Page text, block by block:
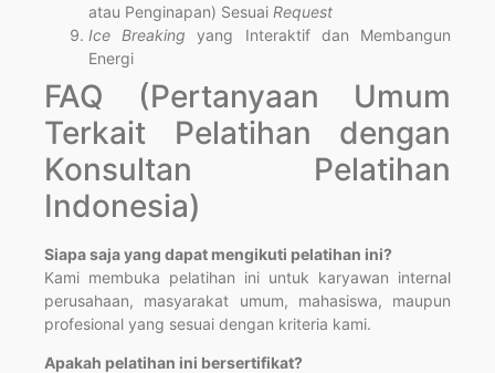
atau Penginapan) Sesuai Request
Ice Breaking yang Interaktif dan Membangun
Energi
FAQ (Pertanyaan Umum
Terkait Pelatihan dengan
Konsultan Pelatihan
Indonesia)
Siapa saja yang dapat mengikuti pelatihan ini?
Kami membuka pelatihan ini untuk karyawan internal
perusahaan, masyarakat umum, mahasiswa, maupun
profesional yang sesuai dengan kriteria kami.
Apakah pelatihan ini bersertifikat?